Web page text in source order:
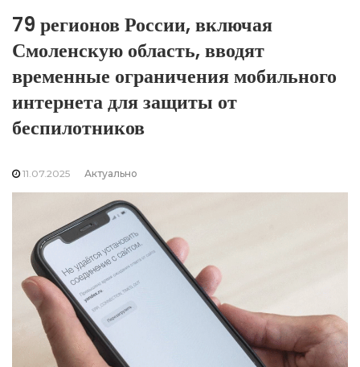
79 регионов России, включая
Смоленскую область, вводят
временные ограничения мобильного
интернета для защиты от
беспилотников
11.07.2025 Актуально